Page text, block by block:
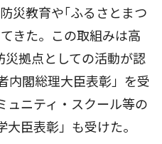
災教育や｢ふるさとまつ
きた。この取組みは高
災拠点としての活動が認
内閣総理大臣表彰」を受
ュニティ・スクール等の
臣表彰」も受けた。